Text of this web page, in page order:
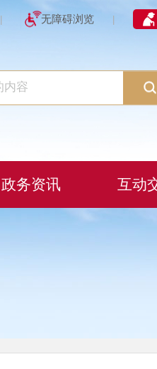
| 无障碍浏览 |
政务资讯 互动